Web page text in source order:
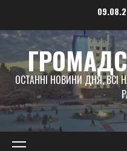
content
ОСТАННІ НОВИНИ ДНЯ, ВСІ
Primary